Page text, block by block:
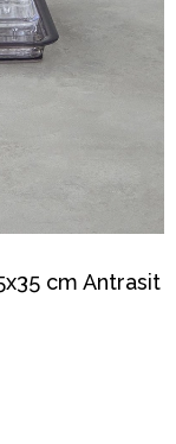
cm Antrasit